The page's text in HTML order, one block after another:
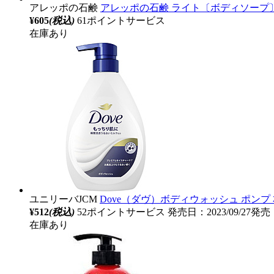
アレッポの石鹸 アレッポの石鹸 ライト〔ボディソープ〕
¥605(税込) 61ポイントサービス
在庫あり
ユニリーバJCM Dove（ダヴ）ボディウォッシュ ポンプ
¥512(税込) 52ポイントサービス 発売日：2023/09/27発売
在庫あり